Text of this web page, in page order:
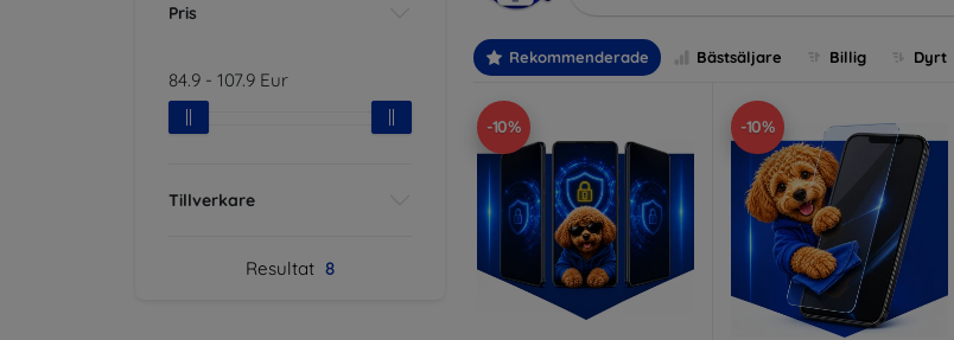
Pris
84.9 - 107.9 Eur
Tillverkare
Resultat 8
Rekommenderade Bästsäljare Billig Dyrt
-10% -10%